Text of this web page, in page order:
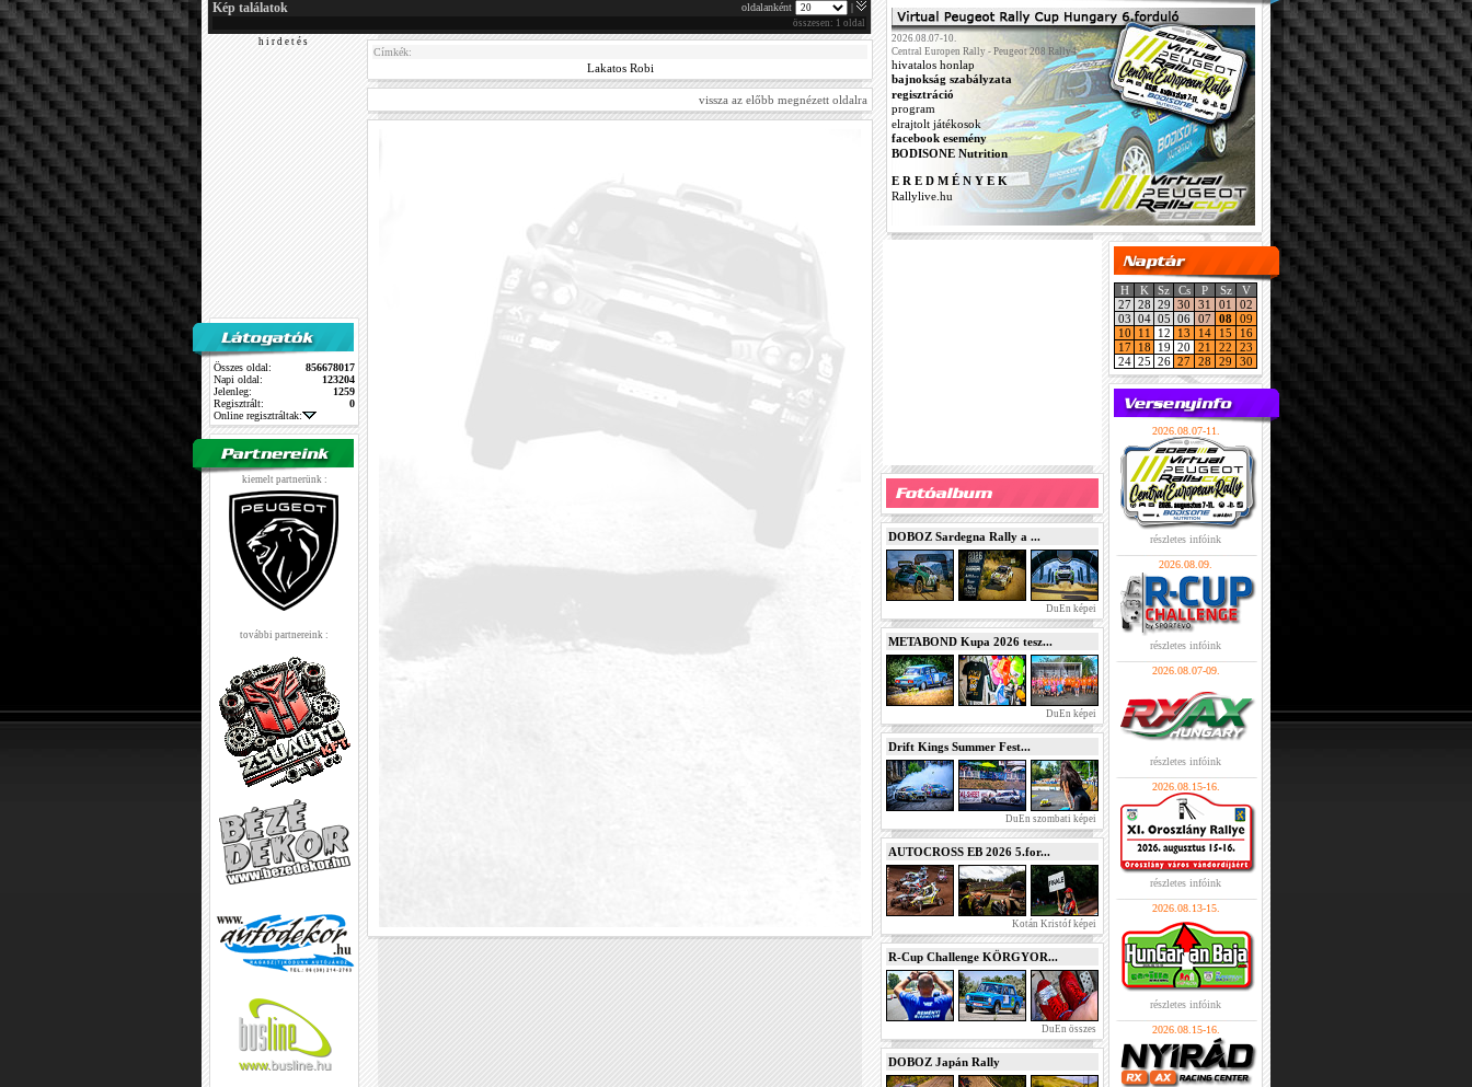
Kép találatok oldalanként |
összesen: 1 oldal
h i r d e t é s
Összes oldal:
856678017
Napi oldal:
123204
Jelenleg:
1259
Regisztrált:
0
Online regisztráltak:
kiemelt partnerünk :
további partnereink :
Címkék:
Lakatos Robi
vissza az előbb megnézett oldalra
2026.08.07-10.
Central Europen Rally - Peugeot 208 Rally4
hivatalos honlap
bajnokság szabályzata
regisztráció
program
elrajtolt játékosok
facebook esemény
BODISONE Nutrition
E R E D M É N Y E K
Rallylive.hu
DOBOZ Sardegna Rally a ...
DuEn képei
METABOND Kupa 2026 tesz...
DuEn képei
Drift Kings Summer Fest...
DuEn szombati képei
AUTOCROSS EB 2026 5.for...
Kotán Kristóf képei
R-Cup Challenge KÖRGYOR...
DuEn összes
DOBOZ Japán Rally
H K Sz Cs P Sz
V
27 28 29 30 31 01
02
03 04 05 06 07 08 09
10
11 12 13 14 15
16
17
18 19 20 21 22
23
24 25 26 27 28 29 30
2026.08.07-11.
részletes infóink
2026.08.09.
részletes infóink
2026.08.07-09.
részletes infóink
2026.08.15-16.
részletes infóink
2026.08.13-15.
részletes infóink
2026.08.15-16.